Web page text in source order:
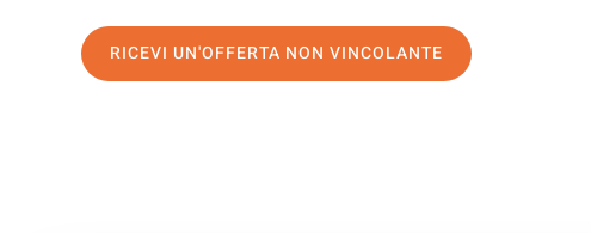
RICEVI UN'OFFERTA NON VINCOLANTE